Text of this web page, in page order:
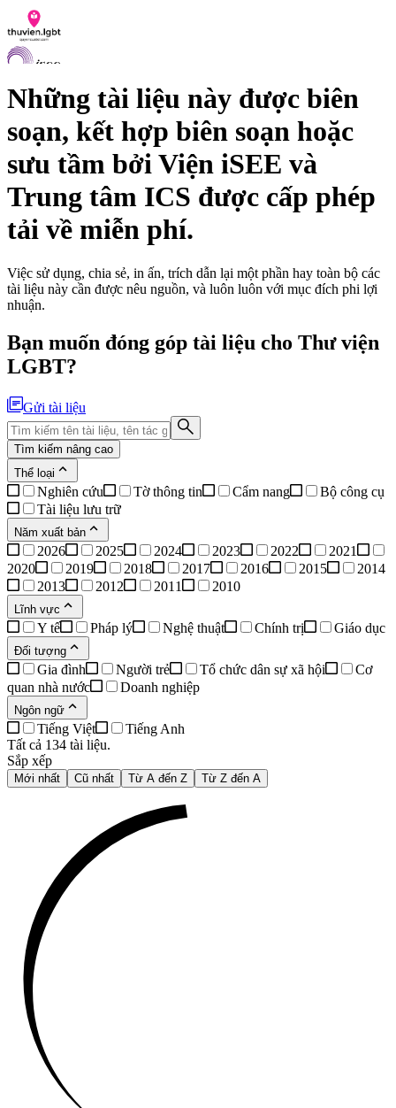
Danh sách tài liệu
Hỏi đáp
Chỉ số hoà nhập LGBTI
VI
EN
Những tài liệu này được biên
soạn, kết hợp biên soạn hoặc
sưu tầm bởiViện iSEE và
Trung tâm ICS được cấp phép
tải về miễn phí.
Việc sử dụng, chia sẻ, in ấn, trích dẫn lại một phần hay toàn bộ các
tài liệu này cần được nêu nguồn, và luôn luôn với mục đích phi lợi
nhuận.
Bạn muốn đóng góp tài liệu cho Thư viện
LGBT?
Gửi tài liệu
Tìm kiếm nâng cao
Thể loại
Nghiên cứu Tờ thông tin Cẩm nang
Bộ công cụ
Tài liệu lưu trữ
Năm xuất bản
2026 2025 2024 2023 2022
2021
2020
2019 2018 2017 2016 2015
2014
2013
2012 2011 2010
Lĩnh vực
Y tế Pháp lý Nghệ thuật Chính trị Giáo dục
Đối tượng
Gia đình Người trẻ Tổ chức dân sự xã hội
Cơ
quan nhà nước
Doanh nghiệp
Ngôn ngữ
Tiếng Việt
Tiếng Anh
Tất cả 134 tài liệu.
Sắp xếp
Mới nhất Cũ nhất Từ A đến Z Từ Z đến A